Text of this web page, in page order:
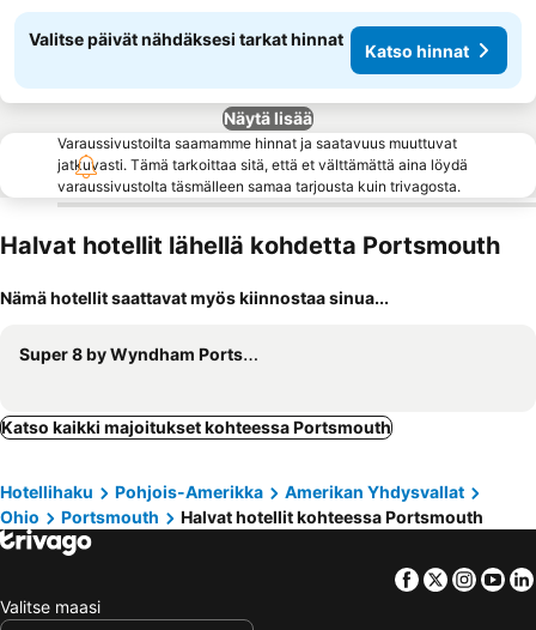
Valitse päivät nähdäksesi tarkat hinnat
Katso hinnat
Näytä lisää
Varaussivustoilta saamamme hinnat ja saatavuus muuttuvat
jatkuvasti. Tämä tarkoittaa sitä, että et välttämättä aina löydä
varaussivustolta täsmälleen samaa tarjousta kuin trivagosta.
Halvat hotellit lähellä kohdetta Portsmouth
Nämä hotellit saattavat myös kiinnostaa sinua...
Super 8 by Wyndham Portsmouth
Katso kaikki majoitukset kohteessa Portsmouth
Hotellihaku Pohjois-Amerikka
Amerikan Yhdysvallat
Ohio
Portsmouth Halvat hotellit kohteessa Portsmouth
Facebook
Twitter
Valitse maasi